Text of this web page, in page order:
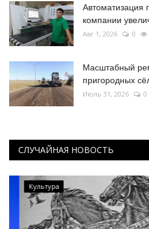
Автоматизация
компании
Авг 1, 2026 0
Масштабный
пригородных
Июль 31, 2026 0
СЛУЧАЙНАЯ НОВОСТЬ
Культура